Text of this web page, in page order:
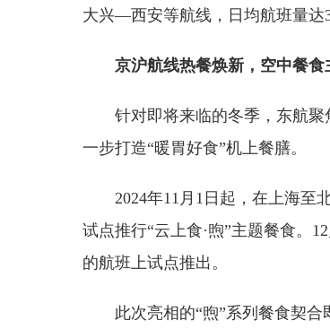
大兴—西安等航线，日均航班量达
京沪航线热餐焕新，空中餐食
针对即将来临的冬季，东航
一步打造“暖胃好食”机上餐膳。
2024年11月1日起，在上海至
试点推行“云上食·煦”主题餐食。
的航班上试点推出。
此次亮相的“煦”系列餐食契